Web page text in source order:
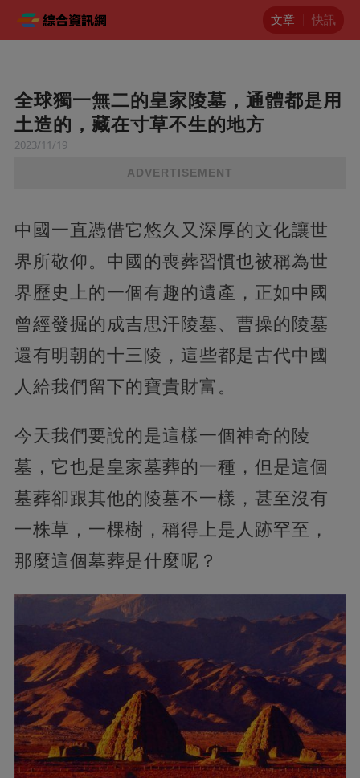
文章 快訊
全球獨一無二的皇家陵墓，通體都是用
土造的，藏在寸草不生的地方
2023/11/19
ADVERTISEMENT
中國一直憑借它悠久又深厚的文化讓世
界所敬仰。中國的喪葬習慣也被稱為世
界歷史上的一個有趣的遺產，正如中國
曾經發掘的成吉思汗陵墓、曹操的陵墓
還有明朝的十三陵，這些都是古代中國
人給我們留下的寶貴財富。
今天我們要說的是這樣一個神奇的陵
墓，它也是皇家墓葬的一種，但是這個
墓葬卻跟其他的陵墓不一樣，甚至沒有
一株草，一棵樹，稱得上是人跡罕至，
那麼這個墓葬是什麼呢？